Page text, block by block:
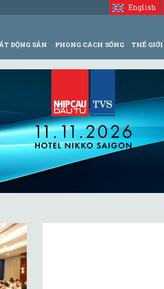
English
ĐỘNG SẢN PHONG CÁCH SỐNG THẾ GIỚI